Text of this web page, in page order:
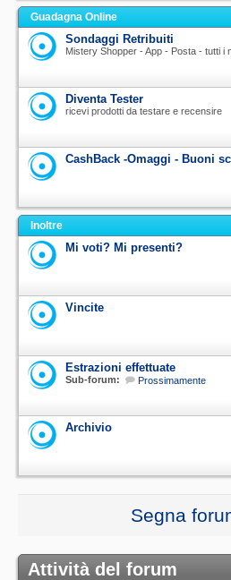
Guadagna Online
Sondaggi Retribuiti
Mistery Shopper - App - Posta - tutti i
Diventa Tester
ricevi prodotti da testare e recensire
CashBack -Omaggi - Buoni
Inoltre
Mi voti? Mi presenti?
Vincite
Estrazioni effettuate
Sub-forum: Prossimamente
Archivio
Segna
Attività del forum